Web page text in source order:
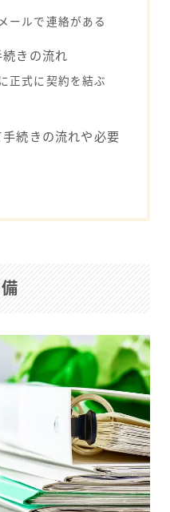
ールで連絡がある
きの流れ
正式に契約を結ぶ
続きの流れや必要